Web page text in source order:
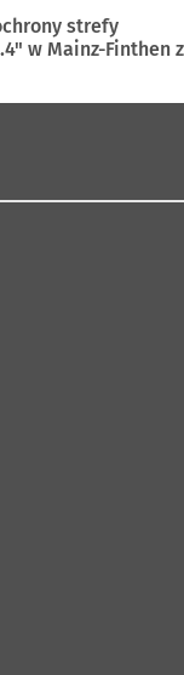
strefy
w Mainz-Finthen z